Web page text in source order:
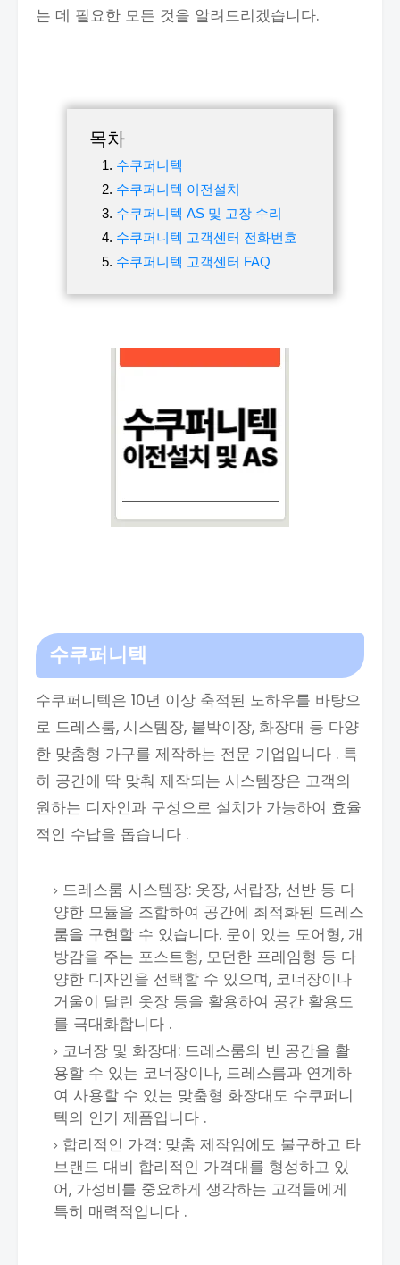
는 데 필요한 모든 것을 알려드리겠습니다.
목차
수쿠퍼니텍
수쿠퍼니텍 이전설치
수쿠퍼니텍 AS 및 고장 수리
수쿠퍼니텍 고객센터 전화번호
수쿠퍼니텍 고객센터 FAQ
수쿠퍼니텍
수쿠퍼니텍은 10년 이상 축적된 노하우를 바탕으
로 드레스룸, 시스템장, 붙박이장, 화장대 등 다양
한 맞춤형 가구를 제작하는 전문 기업입니다 . 특
히 공간에 딱 맞춰 제작되는 시스템장은 고객의
원하는 디자인과 구성으로 설치가 가능하여 효율
적인 수납을 돕습니다 .
드레스룸 시스템장: 옷장, 서랍장, 선반 등 다
양한 모듈을 조합하여 공간에 최적화된 드레스
룸을 구현할 수 있습니다. 문이 있는 도어형, 개
방감을 주는 포스트형, 모던한 프레임형 등 다
양한 디자인을 선택할 수 있으며, 코너장이나
거울이 달린 옷장 등을 활용하여 공간 활용도
를 극대화합니다 .
코너장 및 화장대: 드레스룸의 빈 공간을 활
용할 수 있는 코너장이나, 드레스룸과 연계하
여 사용할 수 있는 맞춤형 화장대도 수쿠퍼니
텍의 인기 제품입니다 .
합리적인 가격: 맞춤 제작임에도 불구하고 타
브랜드 대비 합리적인 가격대를 형성하고 있
어, 가성비를 중요하게 생각하는 고객들에게
특히 매력적입니다 .